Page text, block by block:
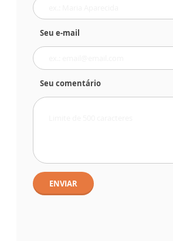
Seu e-mail
Seu comentário
ENVIAR